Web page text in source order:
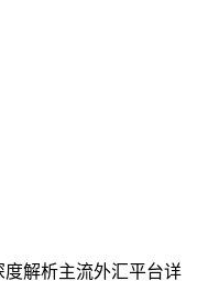
解析主流外汇平台详